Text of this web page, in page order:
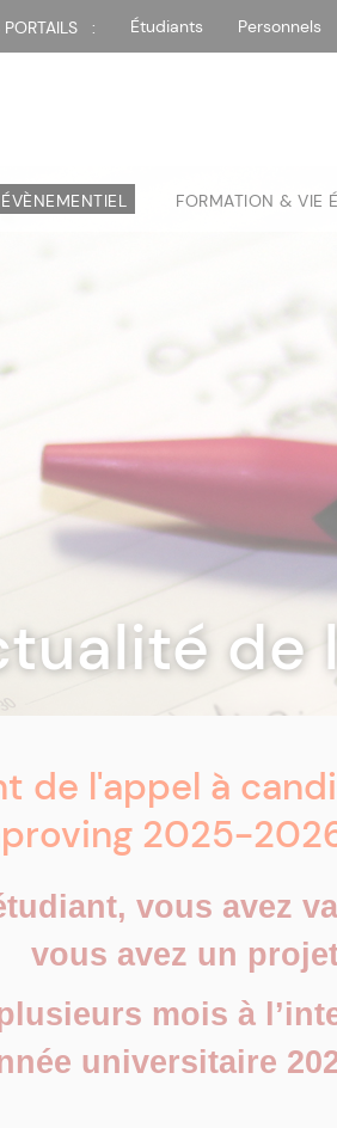
PORTAILS : Étudiants Personnels
FORMATION & VIE
de
de l'appel à
2025-
vous avez
vous avez un
mois à
universitaire